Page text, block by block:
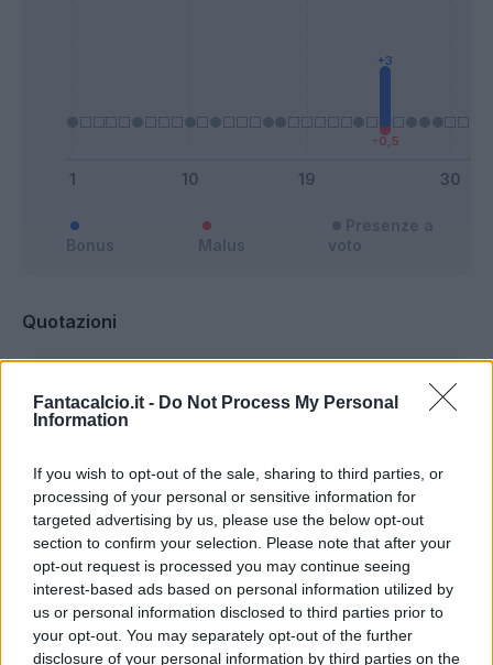
Fantacalcio.it - Do Not Process My Personal
Information
If you wish to opt-out of the sale, sharing to third parties, or
processing of your personal or sensitive information for
targeted advertising by us, please use the below opt-out
section to confirm your selection. Please note that after your
opt-out request is processed you may continue seeing
interest-based ads based on personal information utilized by
us or personal information disclosed to third parties prior to
your opt-out. You may separately opt-out of the further
disclosure of your personal information by third parties on the
Bonus Malus
Presenze a
voto
Quotazioni